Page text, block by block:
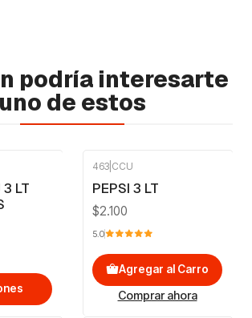
podría interesarte
uno de estos
3 LT
463 CCU
PEPSI 3 LT
$2.100
5.0
Agregar al Carro
Comprar ahora